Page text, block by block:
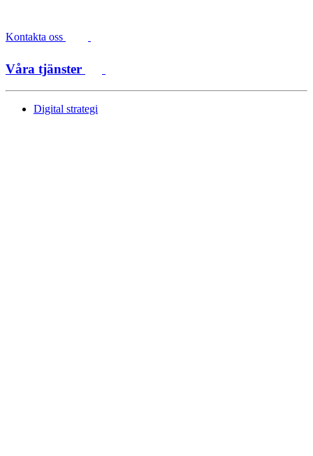
Kontakta oss
Våra tjänster
Digital strategi